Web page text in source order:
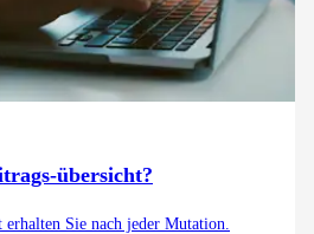
übersicht?
Sie nach jeder Mutation.